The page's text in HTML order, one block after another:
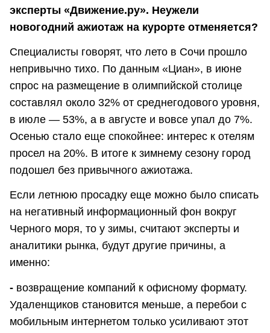
эксперты «Движение.ру». Неужели
новогодний ажиотаж на курорте отменяется?
Специалисты говорят, что лето в Сочи прошло
непривычно тихо. По данным «Циан», в июне
спрос на размещение в олимпийской столице
составлял около 32% от среднегодового уровня,
в июле — 53%, а в августе и вовсе упал до 7%.
Осенью стало еще спокойнее: интерес к отелям
просел на 20%. В итоге к зимнему сезону город
подошел без привычного ажиотажа.
Если летнюю просадку еще можно было списать
на негативный информационный фон вокруг
Черного моря, то у зимы, считают эксперты и
аналитики рынка, будут другие причины, а
именно:
- возвращение компаний к офисному формату.
Удаленщиков становится меньше, а перебои с
мобильным интернетом только усиливают этот